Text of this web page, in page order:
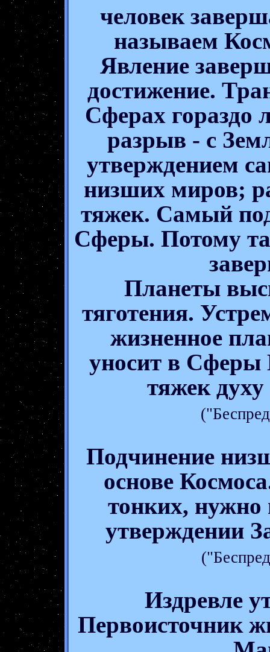
человек
называем
Явление
достижение.
Сферах гораздо
разрыв - с
утверждением
низших миров;
тяжек. Самый
Сферы. Потому
Планеты
тяготения.
жизненное
уносит в
тяжек
Подчинение
основе
тонких, нужно
утверждении
Издревле
Первоисточник